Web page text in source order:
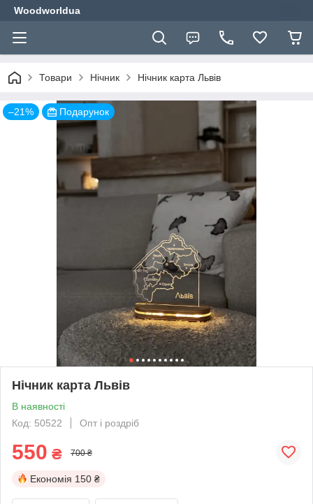
Woodworldua
Товари Нічник Нічник карта Львів
–21% Подарунок
Нічник карта Львів
В наявності
Код: 50522
Опт і роздріб
550 ₴ 700 ₴
Економія 150 ₴